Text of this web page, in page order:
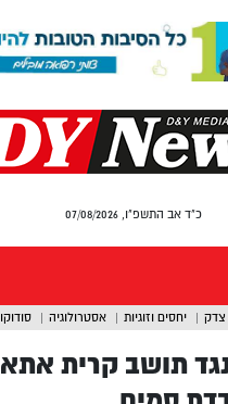
כ"ד אב התשפ"ו, 07/08/2026
צדק יחסים וזוגיות אסטרולוגיה סודוקו
תושב קרית אתא